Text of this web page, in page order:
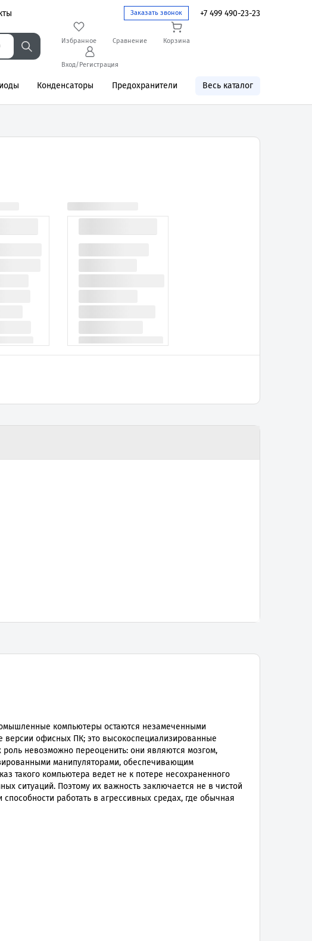
Заказать звонок +7 499 490-23-23
Избранное Сравнение Корзина
Вход/Регистрация
Конденсаторы Предохранители Весь каталог
компьютеры остаются незамеченными
версии офисных ПК; это высокоспециализированные
невозможно переоценить: они являются мозгом,
манипуляторами, обеспечивающим
такого компьютера ведет не к потере несохраненного
ситуаций. Поэтому их важность заключается не в чистой
работать в агрессивных средах, где обычная